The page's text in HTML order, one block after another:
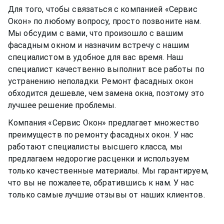
Для того, чтобы связаться с компанией «Сервис
Окон» по любому вопросу, просто позвоните нам.
Мы обсудим с вами, что произошло с вашим
фасадным окном и назначим встречу с нашим
специалистом в удобное для вас время. Наш
специалист качественно выполнит все работы по
устранению неполадки. Ремонтфасадных окон
обходится дешевле, чем замена окна, поэтому это
лучшее решение проблемы.
Компания «Сервис Окон» предлагает множество
преимуществ по ремонту фасадных окон. У нас
работают специалисты высшего класса, мы
предлагаем недорогие расценки и используем
только качественные материалы. Мы гарантируем,
что вы не пожалеете, обратившись к нам. У нас
только самые лучшие отзывы от наших клиентов.